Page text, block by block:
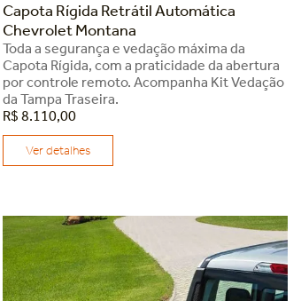
Capota Rígida Retrátil Automática
Chevrolet Montana
Toda a segurança e vedação máxima da
Capota Rígida, com a praticidade da abertura
por controle remoto. Acompanha Kit Vedação
da Tampa Traseira.
R$ 8.110,00
Ver detalhes